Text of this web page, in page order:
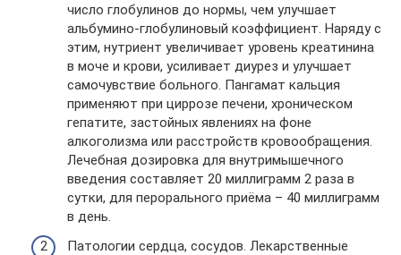
число глобулинов до нормы, чем улучшает
альбумино-глобулиновый коэффициент. Наряду с
этим, нутриент увеличивает уровень креатинина
в моче и крови, усиливает диурез и улучшает
самочувствие больного. Пангамат кальция
применяют при циррозе печени, хроническом
гепатите, застойных явлениях на фоне
алкоголизма или расстройств кровообращения.
Лечебная дозировка для внутримышечного
введения составляет 20 миллиграмм 2 раза в
сутки, для перорального приёма – 40 миллиграмм
в день.
Патологии сердца, сосудов. Лекарственные